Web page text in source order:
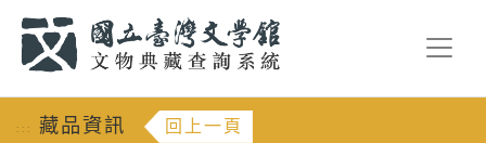
::: 藏品資訊 回上一頁